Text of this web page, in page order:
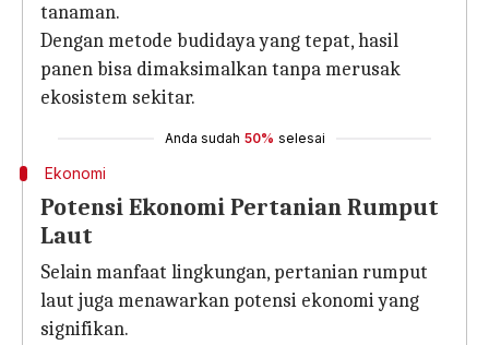
tanaman.
Dengan metode budidaya yang tepat, hasil
panen bisa dimaksimalkan tanpa merusak
ekosistem sekitar.
Anda sudah 50% selesai
Ekonomi
Potensi Ekonomi Pertanian Rumput
Laut
Selain manfaat lingkungan, pertanian rumput
laut juga menawarkan potensi ekonomi yang
signifikan.